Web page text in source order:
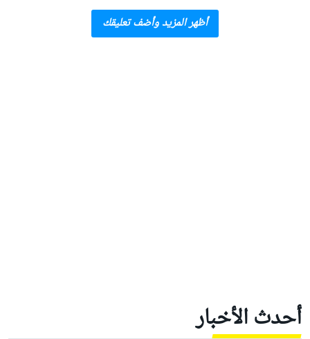
أظهر المزيد وأضف تعليقك
أحدث الأخبار